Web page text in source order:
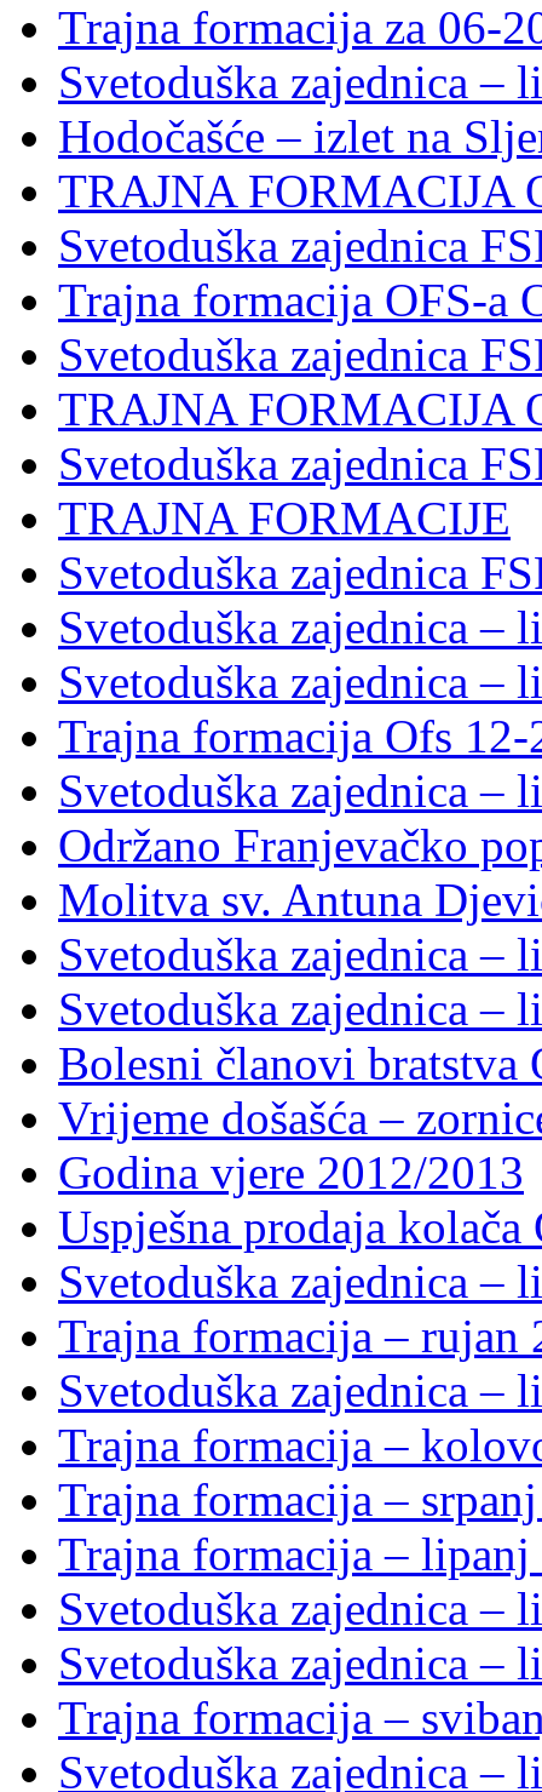
Trajna formacija za 06-
Svetoduška zajednica –
Hodočašće – izlet na
TRAJNA FORMACIJA
Svetoduška zajednica
Trajna formacija OFS-a
Svetoduška zajednica
TRAJNA FORMACIJA
Svetoduška zajednica
TRAJNA FORMACIJE
Svetoduška zajednica
Svetoduška zajednica –
Svetoduška zajednica –
Trajna formacija Ofs 12-
Svetoduška zajednica –
Održano Franjevačko
Molitva sv. Antuna
Svetoduška zajednica –
Svetoduška zajednica –
Bolesni članovi bratstva
Vrijeme došašća –
Godina vjere 2012/2013
Uspješna prodaja kolača
Svetoduška zajednica –
Trajna formacija – rujan
Svetoduška zajednica –
Trajna formacija –
Trajna formacija –
Trajna formacija – lipanj
Svetoduška zajednica –
Svetoduška zajednica –
Trajna formacija –
Svetoduška zajednica –